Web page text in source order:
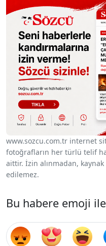
www.sozcu.com.tr internet
fotoğrafların her türlü telif
aittir. İzin alınmadan,
edilemez.
Bu habere emoji